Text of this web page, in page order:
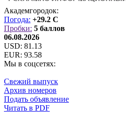
Академгородок:
Погода: +29.2 C
Пробки: 5 баллов
06.08.2026
USD: 81.13
EUR: 93.58
Мы в соцсетях:
Свежий выпуск
Архив номеров
Подать объявление
Читать в PDF